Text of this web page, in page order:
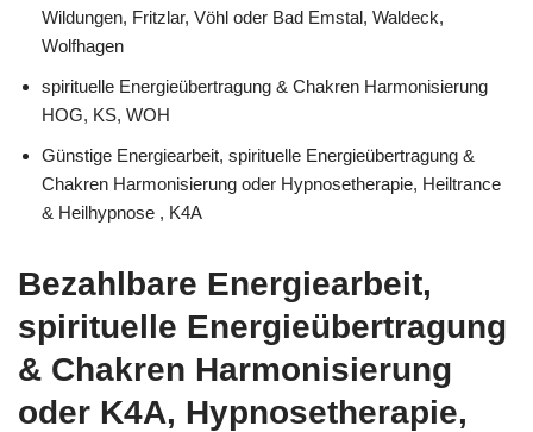
Wildungen, Fritzlar, Vöhl oder Bad Emstal, Waldeck,
Wolfhagen
spirituelle Energieübertragung & Chakren Harmonisierung
HOG, KS, WOH
Günstige Energiearbeit, spirituelle Energieübertragung &
Chakren Harmonisierung oder Hypnosetherapie, Heiltrance
& Heilhypnose , K4A
Bezahlbare Energiearbeit,
spirituelle Energieübertragung
& Chakren Harmonisierung
oder K4A, Hypnosetherapie,